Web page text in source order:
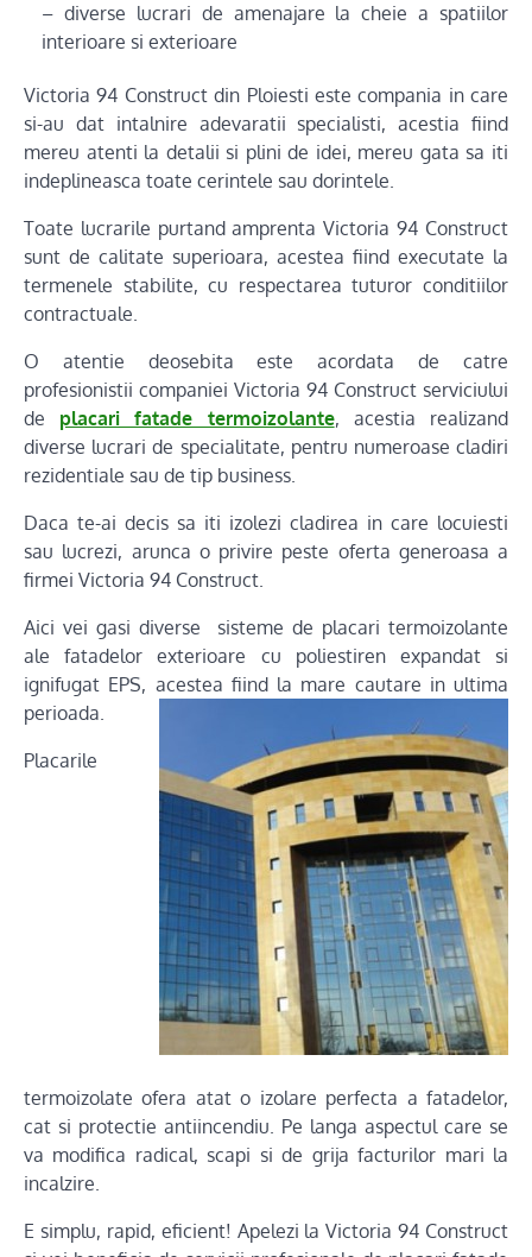
– diverse lucrari de amenajare la cheie a spatiilor
interioare si exterioare
Victoria 94 Construct din Ploiesti este compania in care
si-au dat intalnire adevaratii specialisti, acestia fiind
mereu atenti la detalii si plini de idei, mereu gata sa iti
indeplineasca toate cerintele sau dorintele.
Toate lucrarile purtand amprenta Victoria 94 Construct
sunt de calitate superioara, acestea fiind executate la
termenele stabilite, cu respectarea tuturor conditiilor
contractuale.
O atentie deosebita este acordata de catre
profesionistii companiei Victoria 94 Construct serviciului
de placari fatade termoizolante, acestia realizand
diverse lucrari de specialitate, pentru numeroase cladiri
rezidentiale sau de tip business.
Daca te-ai decis sa iti izolezi cladirea in care locuiesti
sau lucrezi, arunca o privire peste oferta generoasa a
firmei Victoria 94 Construct.
Aici vei gasi diverse sisteme de placari termoizolante
ale fatadelor exterioare cu poliestiren expandat si
ignifugat EPS, acestea fiind la mare cautare in ultima
perioada.
Placarile
termoizolate ofera atat o izolare perfecta a fatadelor,
cat si protectie antiincendiu. Pe langa aspectul care se
va modifica radical, scapi si de grija facturilor mari la
incalzire.
E simplu, rapid, eficient! Apelezi la Victoria 94 Construct